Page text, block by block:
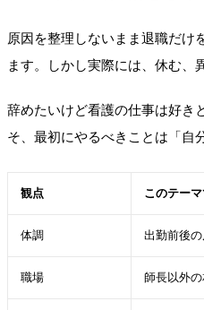
原因を整理しないまま退職だけ
ます。しかし実際には、休む、
辞めたいけど看護の仕事は好き
そ、最初にやるべきことは「自
観点 このテー
体調 出勤前後の
職場 師長以外